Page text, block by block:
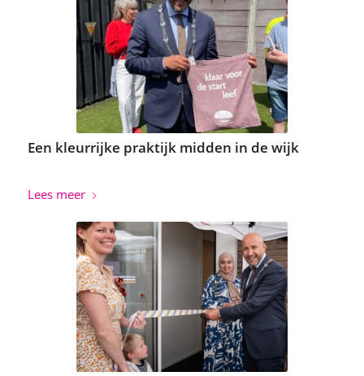
Een kleurrijke praktijk midden in de wijk
Lees meer